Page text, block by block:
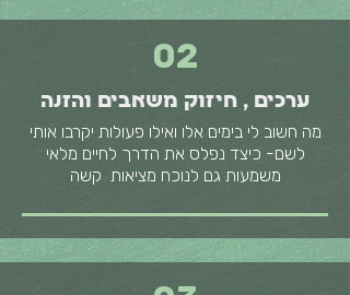
02
ערכים , חיזוק משאבים והזנה
מה חשוב לי בימים אלו ואילו פעולות יקרבו אותי
לשם- כיצד נפלס את הדרך לחיים מלאי
משמעות גם לנוכח מציאות קשה